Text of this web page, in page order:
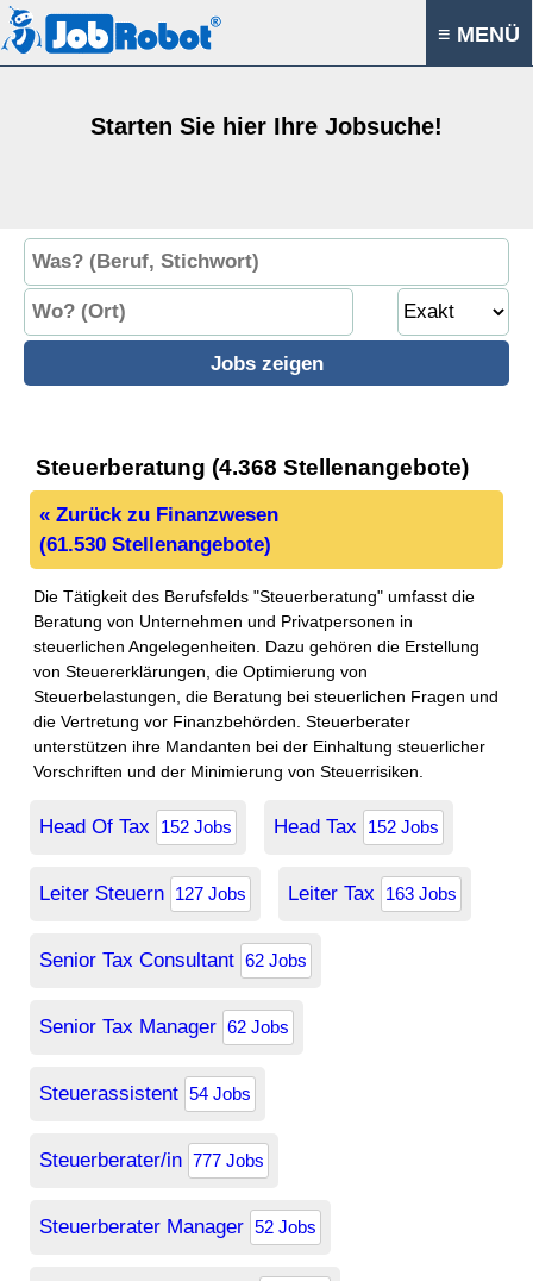
≡ MENÜ
Starten Sie hier Ihre Jobsuche!
Steuerberatung (4.368 Stellenangebote)
« Zurück zu Finanzwesen
(61.530 Stellenangebote)
Die Tätigkeit des Berufsfelds "Steuerberatung" umfasst die
Beratung von Unternehmen und Privatpersonen in
steuerlichen Angelegenheiten. Dazu gehören die Erstellung
von Steuererklärungen, die Optimierung von
Steuerbelastungen, die Beratung bei steuerlichen Fragen und
die Vertretung vor Finanzbehörden. Steuerberater
unterstützen ihre Mandanten bei der Einhaltung steuerlicher
Vorschriften und der Minimierung von Steuerrisiken.
Head Of Tax 152 Jobs Head Tax 152 Jobs
Leiter Steuern 127 Jobs Leiter Tax 163 Jobs
Senior Tax Consultant 62 Jobs
Senior Tax Manager 62 Jobs
Steuerassistent 54 Jobs
Steuerberater/in 777 Jobs
Steuerberater Manager 52 Jobs